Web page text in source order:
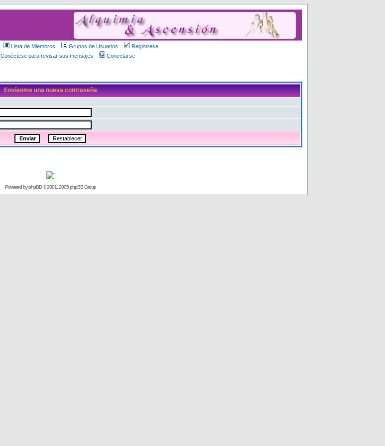
Lista de Miembros Grupos de Usuarios
Regístrese
Conéctese para revisar sus mensajes Conectarse
Envíenme una nueva contraseña
Powered byphpBB© 2001, 2005 phpBB Group